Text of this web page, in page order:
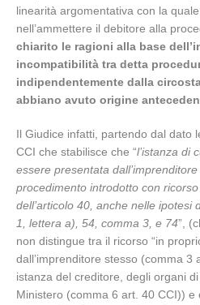
linearità argomentativa con la
nell’ammettere il debitore alla
chiarito le ragioni alla base
incompatibilità tra detta
indipendentemente dalla
abbiano avuto origine
Il Giudice infatti, partendo dal dato
CCI che stabilisce che “l’istanza di
essere presentata
procedimento introdotto con
dell’articolo 40, anche nelle ipotesi
1, lettera a), 54, comma 3, e 74”,
non distingue tra il ricorso “in
dall’imprenditore stesso (comma 3
istanza del creditore, degli organi
Ministero (comma 6 art. 40 CCI)) e